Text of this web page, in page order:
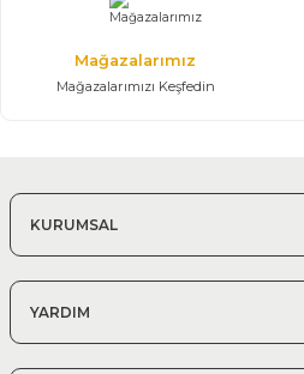
Mağazalarımız
Mağazalarımızı Keşfedin
KURUMSAL
YARDIM